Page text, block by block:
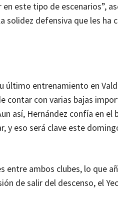
este tipo de escenarios”,
solidez defensiva que les
último entrenamiento en
contar con varias bajas
así, Hernández confía en
y eso será clave este
entre ambos clubes, lo que
de salir del descenso, el